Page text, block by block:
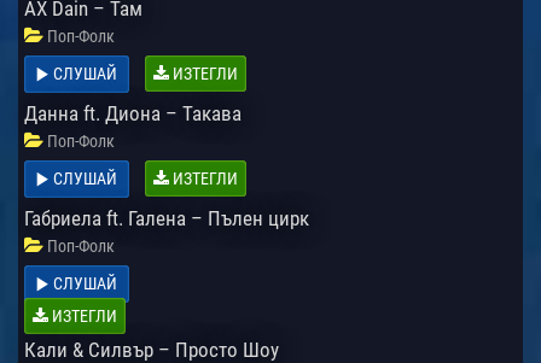
AX Dain – Там
Поп-Фолк
СЛУШАЙ
ИЗТЕГЛИ
Данна ft. Диона – Такава
Поп-Фолк
СЛУШАЙ
ИЗТЕГЛИ
Габриела ft. Галена – Пълен цирк
Поп-Фолк
СЛУШАЙ
ИЗТЕГЛИ
Кали & Силвър – Просто Шоу